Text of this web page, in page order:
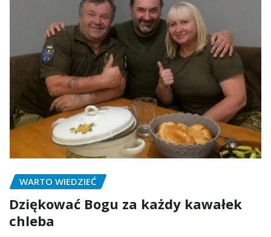
WARTO WIEDZIEĆ
Dziękować Bogu za każdy kawałek
chleba